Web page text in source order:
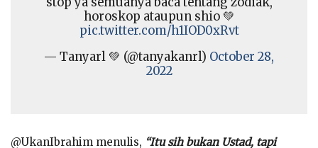
horoskop ataupun shio 💚
pic.twitter.com/h1IOD0xRvt
— Tanyarl 💚 (@tanyakanrl) October 28,
2022
@UkanIbrahim menulis, “Itu sih bukan Ustad, tapi